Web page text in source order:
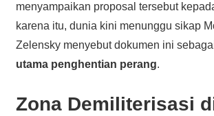
menyampaikan proposal tersebut
karena itu, dunia kini menunggu sikap
Zelensky menyebut dokumen ini
utama penghentian perang.
Zona Demiliterisasi